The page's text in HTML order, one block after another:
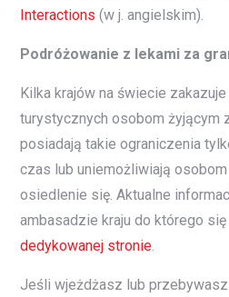
Interactions (w j. angielskim).
Podróżowanie z lekami za
Kilka krajów na świecie
turystycznych osobom żyjącym
posiadają takie ograniczenia
czas lub uniemożliwiają
osiedlenie się. Aktualne
ambasadzie kraju do którego
dedykowanej stronie
Jeśli wjeżdżasz lub